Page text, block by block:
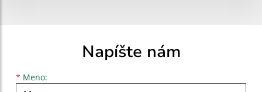
Napíšte nám
* Meno:
Meno
Priezvisko
E-mailová adresa